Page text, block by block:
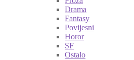
Drama
Fantasy
Povijesni
Horor
SF
Ostalo